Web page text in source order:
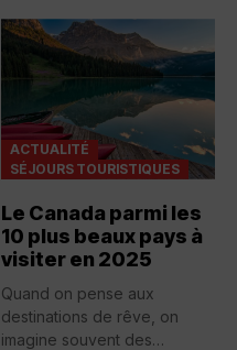
ACTUALITÉ
SÉJOURS TOURISTIQUES
Le Canada parmi les
10 plus beaux pays à
visiter en 2025
Quand on pense aux
destinations de rêve, on
imagine souvent des